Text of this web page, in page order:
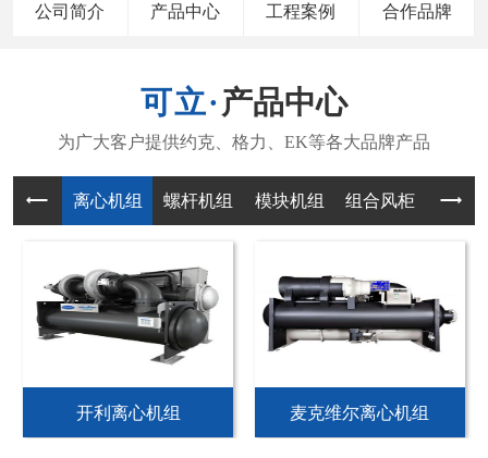
公司简介 产品中心 工程案例 合作品牌
产品中心
离心机组 螺杆机组 模块机组 组合风柜 风机
开利离心机组 麦克维尔离心机组